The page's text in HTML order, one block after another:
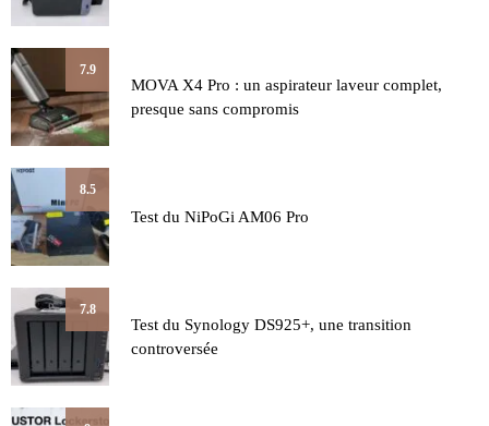
7.9
MOVA X4 Pro : un aspirateur laveur complet,
presque sans compromis
8.5
Test du NiPoGi AM06 Pro
7.8
Test du Synology DS925+, une transition
controversée